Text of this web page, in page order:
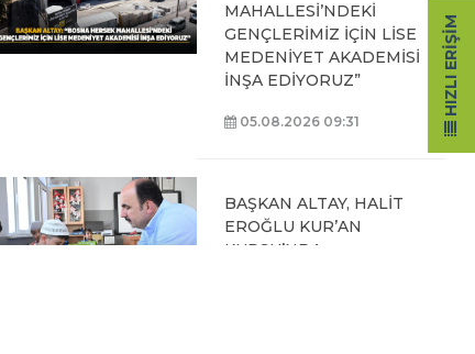
MAHALLESİ’NDEKİ
GENÇLERİMİZ İÇİN LİSE
MEDENİYET AKADEMİSİ
İNŞA EDİYORUZ”
05.08.2026 09:31
BAŞKAN ALTAY, HALİT
EROĞLU KUR’AN
KURSU’NDA
HIZLI ERIŞIM